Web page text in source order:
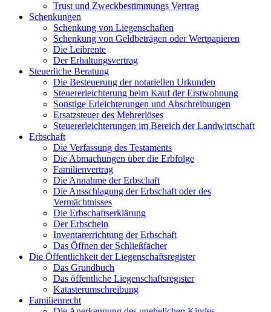
Trust und Zweckbestimmungs Vertrag
Schenkungen
Schenkung von Liegenschaften
Schenkung von Geldbeträgen oder Wertpapieren
Die Leibrente
Der Erhaltungsvertrag
Steuerliche Beratung
Die Besteuerung der notariellen Urkunden
Steuererleichterung beim Kauf der Erstwohnung
Sonstige Erleichterungen und Abschreibungen
Ersatzsteuer des Mehrerlöses
Steuererleichterungen im Bereich der Landwirtschaft
Erbschaft
Die Verfassung des Testaments
Die Abmachungen über die Erbfolge
Familienvertrag
Die Annahme der Erbschaft
Die Ausschlagung der Erbschaft oder des
Vermächtnisses
Die Erbschaftserklärung
Der Erbschein
Inventarerrichtung der Erbschaft
Das Öffnen der Schließfächer
Die Öffentlichkeit der Liegenschaftsregister
Das Grundbuch
Das öffentliche Liegenschaftsregister
Katasterumschreibung
Familienrecht